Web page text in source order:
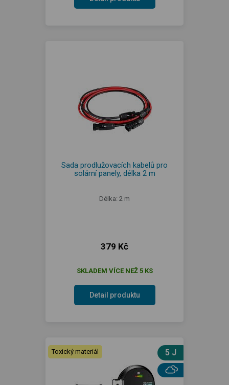
Sada prodlužovacích kabelů pro
solární panely, délka 2 m
Délka: 2 m
379 Kč
SKLADEM VÍCE NEŽ 5 KS
Detail produktu
Toxický materiál 5 J